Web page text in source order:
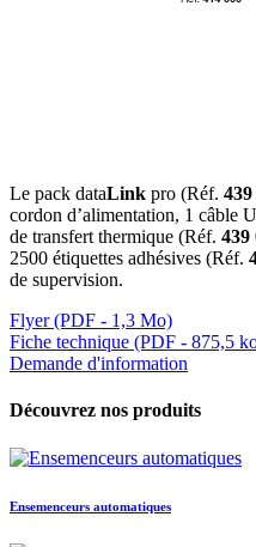
Le pack dataLink pro (Réf. 439
cordon d’alimentation, 1 câble
de transfert thermique (Réf. 439
2500 étiquettes adhésives (Réf.
de supervision.
Flyer (PDF - 1,3 Mo)
Fiche technique (PDF - 875,5
Demande d'information
Découvrez nos produits
Ensemenceurs automatiques